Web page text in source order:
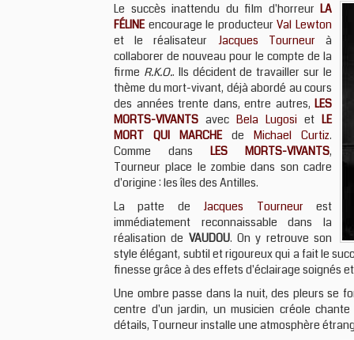
Le succès inattendu du film d'horreur LA
FÉLINEencourage le producteurVal Lewton
et le réalisateur Jacques Tourneur à
collaborer de nouveau pour le compte de la
firme R.K.O.. Ils décident de travailler sur le
thème du mort-vivant, déjà abordé au cours
des années trente dans, entre autres, LES
MORTS-VIVANTS avec Bela Lugosi et LE
MORT QUI MARCHEde Michael Curtiz.
Comme dans LES MORTS-VIVANTS,
Tourneur place le zombie dans son cadre
d'origine : les îles des Antilles.
La patte deJacques Tourneur est
immédiatement reconnaissable dans la
réalisation de VAUDOU. On y retrouve son
style élégant, subtil et rigoureux qui a fait le
finesse grâce à des effets d'éclairage soignés
Une ombre passe dans la nuit, des pleurs se
centre d'un jardin, un musicien créole
détails, Tourneur installe une atmosphère